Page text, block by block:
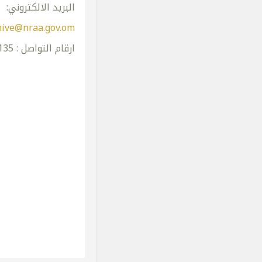
البريد الالكتروني:
ارقام التواصل : 0096824130135 – 0096824130136